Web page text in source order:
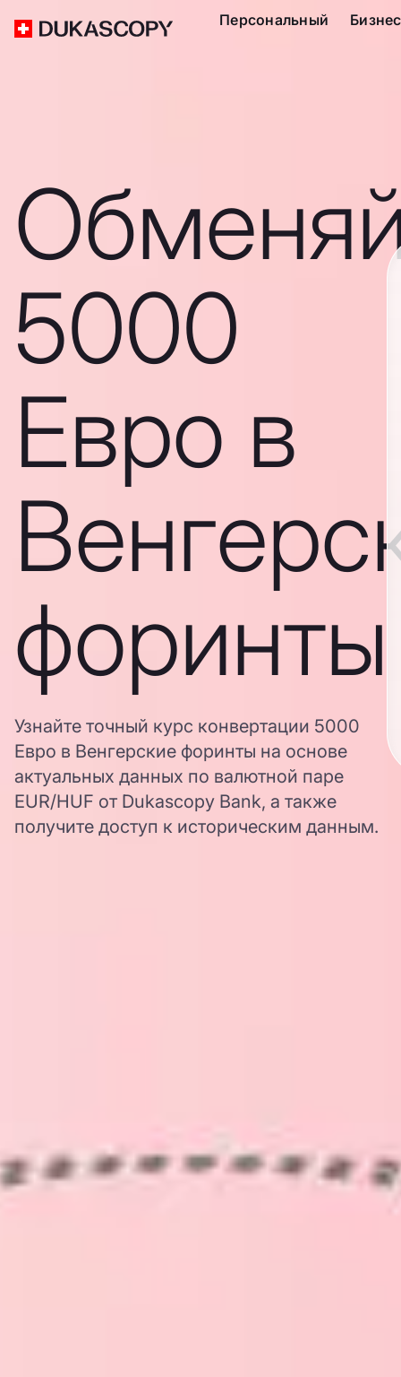
Персональный Бизнес
5000
Евро в
форинты
Узнайте точный курс конвертации 5000
Евро в Венгерские форинты на основе
актуальных данных по валютной паре
EUR/HUF от Dukascopy Bank, а также
получите доступ к историческим данным.